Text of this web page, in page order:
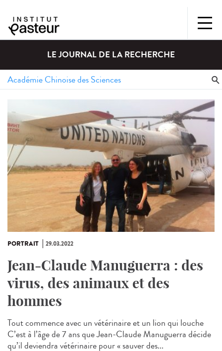
LE JOURNAL DE LA RECHERCHE
PORTRAIT 29.03.2022
Jean-Claude Manuguerra : des
virus, des animaux et des
hommes
Tout commence avec un vétérinaire et un lion qui louche
C’est à l’âge de 7 ans que Jean-Claude Manuguerra décide
qu’il deviendra vétérinaire pour « sauver des...